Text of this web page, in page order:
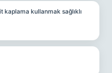
kullanmak sağlıklı